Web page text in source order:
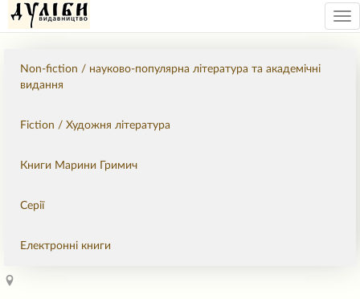
Non-fiction / науково-популярна література та академічні
видання
Fiction / Художня література
Книги Марини Гримич
Серії
Електронні книги